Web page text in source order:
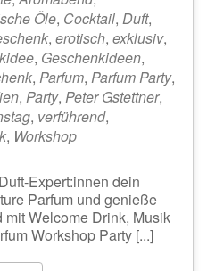
Öle, Cocktail, Duft,
, erotisch, exklusiv,
, Geschenkideen,
, Parfum, Parfum Party,
, Party, Peter Gstettner,
, verführend,
, Workshop
Expert:innen dein
Parfum und genieße
Welcome Drink, Musik
Workshop Party [...]